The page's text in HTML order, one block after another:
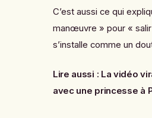
C’est aussi ce qui
manœuvre » pour «
s’installe comme un
Lire aussi : La vidéo
avec une princesse à